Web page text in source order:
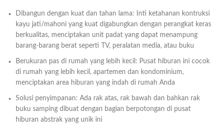
Dibangun dengan kuat dan tahan lama: Inti ketahanan kontruksi
kayu jati/mahoni yang kuat digabungkan dengan perangkat keras
berkualitas, menciptakan unit padat yang dapat menampung
barang-barang berat seperti TV, peralatan media, atau buku
Berukuran pas di rumah yang lebih kecil: Pusat hiburan ini cocok
di rumah yang lebih kecil, apartemen dan kondominium,
menciptakan area hiburan yang indah di rumah Anda
Solusi penyimpanan: Ada rak atas, rak bawah dan bahkan rak
buku samping dibuat dengan bagian berpotongan di pusat
hiburan abstrak yang unik ini